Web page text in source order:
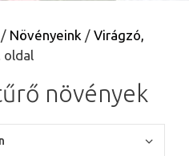
/ Növényeink / Virágzó,
oldal
növények